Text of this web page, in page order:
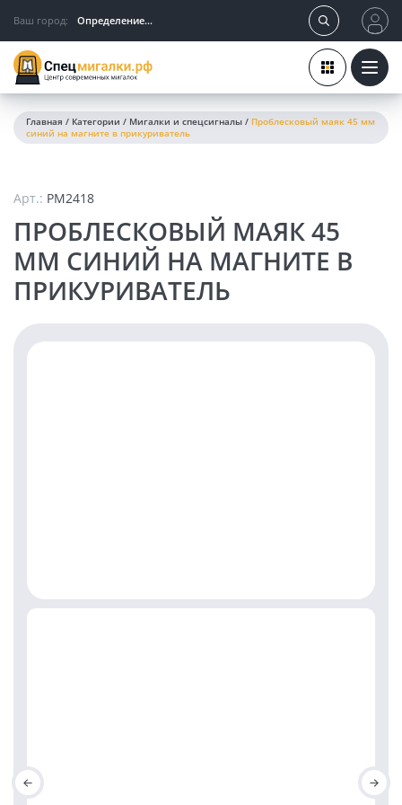
Ваш город: Определение...
Главная / Категории / Мигалки и спецсигналы / Проблесковый маяк 45 мм
синий на магните в прикуриватель
Арт.: PM2418
ПРОБЛЕСКОВЫЙ МАЯК 45
ММ СИНИЙ НА МАГНИТЕ В
ПРИКУРИВАТЕЛЬ